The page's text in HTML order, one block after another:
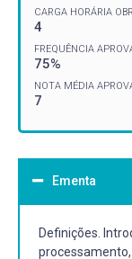
CARGA HORÁRIA
4
FREQUÊNCIA
75%
NOTA MÉDIA
7
Ementa
Definições.